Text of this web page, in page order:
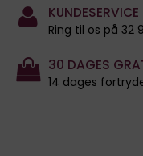
Ring til os på 32
30 DAGES
14 dages